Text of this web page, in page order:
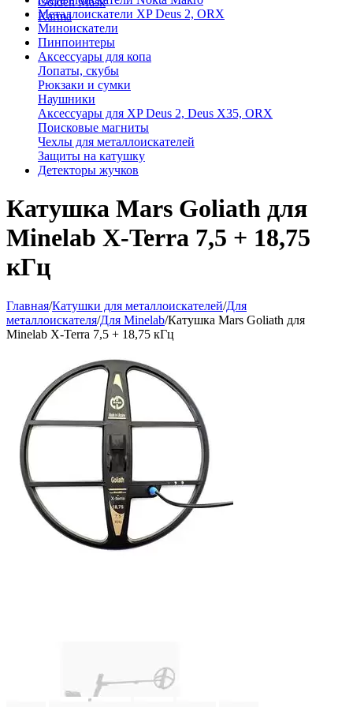
Karma
Металлоискатели XP Deus 2, ORX
Миноискатели
Пинпоинтеры
Аксессуары для копа
Лопаты, скубы
Рюкзаки и сумки
Наушники
Аксессуары для XP Deus 2, Deus X35, ORX
Поисковые магниты
Чехлы для металлоискателей
Защиты на катушку
Детекторы жучков
Катушка Mars Goliath для
Minelab X-Terra 7,5 + 18,75
кГц
Главная/Катушки для металлоискателей/Для
металлоискателя/Для Minelab/Катушка Mars Goliath для
Minelab X-Terra 7,5 + 18,75 кГц